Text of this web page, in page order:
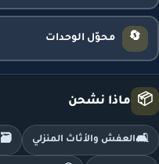
🔄 محوّل الوحدات
📦 ماذا نشحن
🛋️العفش والأثاث المنزلي 🗃️